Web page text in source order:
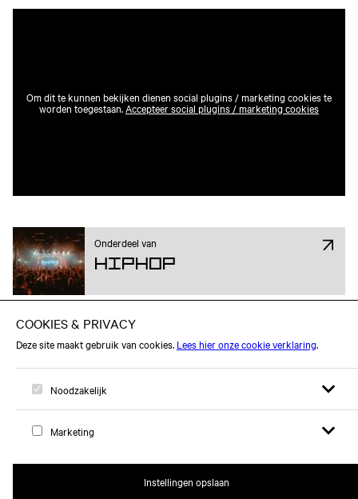
Om dit te kunnen bekijken dienen social plugins / marketing cookies te
worden toegestaan.Accepteer social plugins / marketing cookies
Onderdeel van
Hiphop